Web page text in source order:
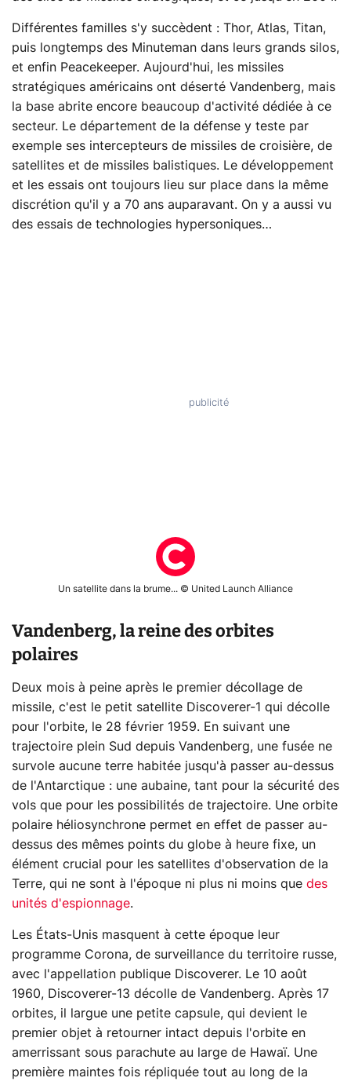
Différentes familles s'y succèdent : Thor, Atlas, Titan,
puis longtemps des Minuteman dans leurs grands silos,
et enfin Peacekeeper. Aujourd'hui, les missiles
stratégiques américains ont déserté Vandenberg, mais
la base abrite encore beaucoup d'activité dédiée à ce
secteur. Le département de la défense y teste par
exemple ses intercepteurs de missiles de croisière, de
satellites et de missiles balistiques. Le développement
et les essais ont toujours lieu sur place dans la même
discrétion qu'il y a 70 ans auparavant. On y a aussi vu
des essais de technologies hypersoniques…
Un satellite dans la brume... © United Launch Alliance
Vandenberg, la reine des orbites
polaires
Deux mois à peine après le premier décollage de
missile, c'est le petit satellite Discoverer-1 qui décolle
pour l'orbite, le 28 février 1959. En suivant une
trajectoire plein Sud depuis Vandenberg, une fusée ne
survole aucune terre habitée jusqu'à passer au-dessus
de l'Antarctique : une aubaine, tant pour la sécurité des
vols que pour les possibilités de trajectoire. Une orbite
polaire héliosynchrone permet en effet de passer au-
dessus des mêmes points du globe à heure fixe, un
élément crucial pour les satellites d'observation de la
Terre, qui ne sont à l'époque ni plus ni moins que des
unités d'espionnage.
Les États-Unis masquent à cette époque leur
programme Corona, de surveillance du territoire russe,
avec l'appellation publique Discoverer. Le 10 août
1960, Discoverer-13 décolle de Vandenberg. Après 17
orbites, il largue une petite capsule, qui devient le
premier objet à retourner intact depuis l'orbite en
amerrissant sous parachute au large de Hawaï. Une
première maintes fois répliquée tout au long de la